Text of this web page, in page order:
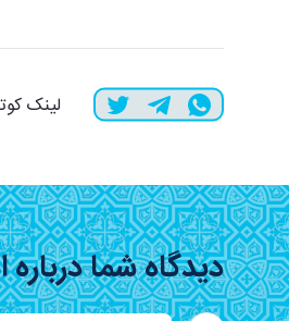
لینک
دیدگاه شما